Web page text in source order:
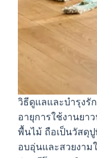
วิธีดูแลและบำรุงรั
อายุการใช้งานย
พื้นไม้ ถือเป็นวัสดุ
อบอุ่นและสวยงาม